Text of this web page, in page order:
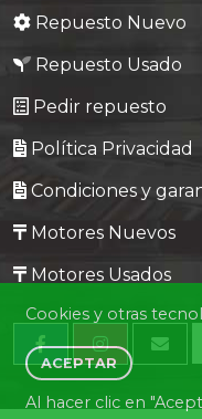
Repuesto Nuevo
Repuesto Usado
Pedir repuesto
Política Privacidad
Condiciones y
Motores Nuevos
Motores Usados
Cookies y otras
ACEPTAR
Al hacer clic en